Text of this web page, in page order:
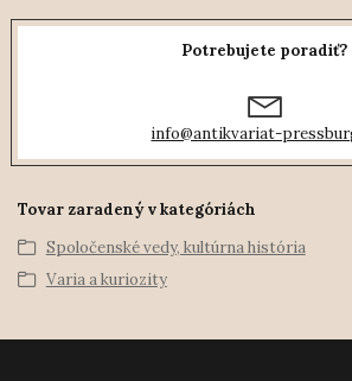
Potrebujete poradiť?
info@antikvariat-
Tovar zaradený v kategóriách
Spoločenské vedy, kultúrna história
Varia a kuriozity